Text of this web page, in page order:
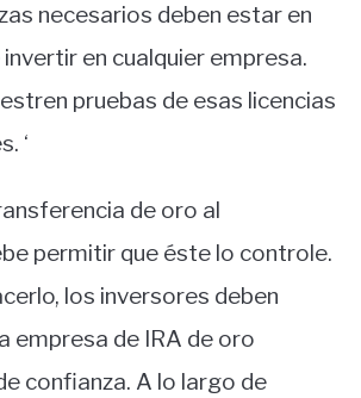
necesarios deben estar en
en cualquier empresa.
pruebas de esas licencias
‘
de oro al
permitir que éste lo controle.
los inversores deben
empresa de IRA de oro
confianza. A lo largo de